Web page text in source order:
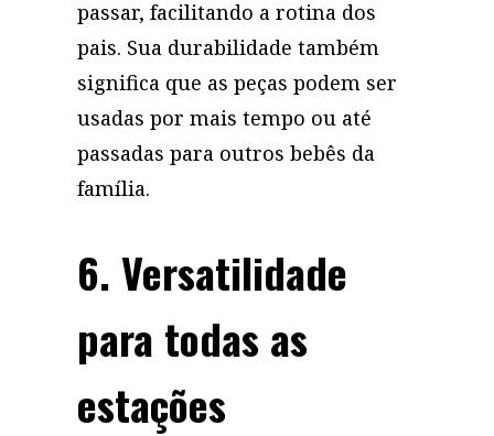
passar, facilitando a rotina dos
pais. Sua durabilidade também
significa que as peças podem ser
usadas por mais tempo ou até
passadas para outros bebês da
família.
6. Versatilidade
para todas as
estações